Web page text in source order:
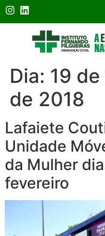
Dia: 19
de 2018
Lafaiete
Unidade
da Mulher
fevereiro